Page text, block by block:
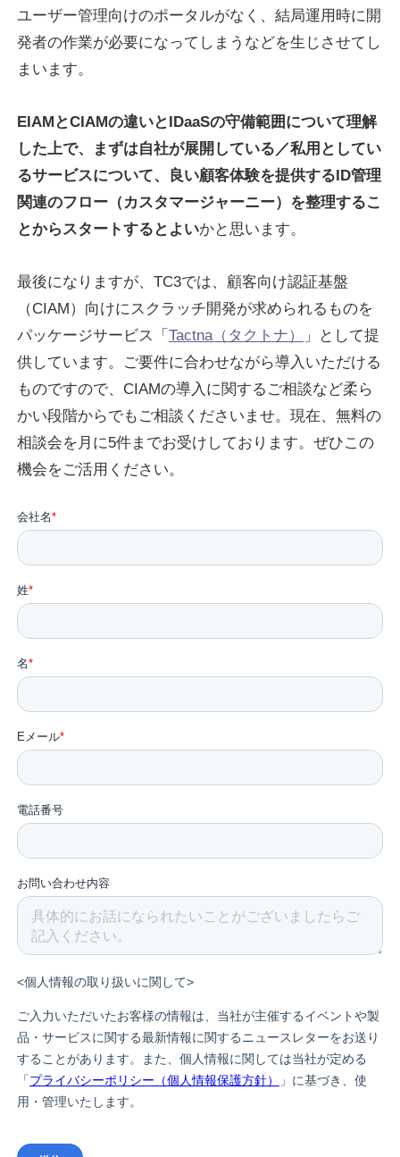
ユーザー管理向けのポータルがなく、結局運用時に開
発者の作業が必要になってしまうなどを生じさせてし
まいます。
EIAMとCIAMの違いとIDaaSの守備範囲について理解
した上で、まずは自社が展開している／私用としてい
るサービスについて、良い顧客体験を提供するID管理
関連のフロー（カスタマージャーニー）を整理するこ
とからスタートするとよいかと思います。
最後になりますが、TC3では、顧客向け認証基盤
（CIAM）向けにスクラッチ開発が求められるものを
パッケージサービス「Tactna（タクトナ）
」として提
供しています。ご要件に合わせながら導入いただける
ものですので、CIAMの導入に関するご相談など柔ら
かい段階からでもご相談くださいませ。現在、無料の
相談会を月に5件までお受けしております。ぜひこの
機会をご活用ください。